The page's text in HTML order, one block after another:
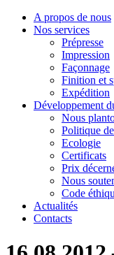
A propos de nous
Nos services
Prépresse
Impression
Façonnage
Finition et
Expédition
Développement
Nous
Politique
Ecologie
Certificats
Prix
Nous
Code
Actualités
Contacts